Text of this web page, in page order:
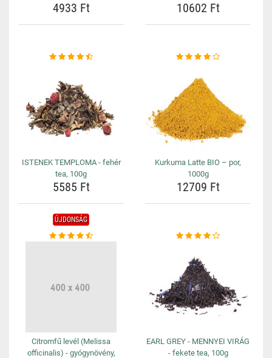
4933 Ft 10602 Ft
ISTENEK TEMPLOMA - fehér
tea, 100g
5585 Ft
Kurkuma Latte BIO – por,
1000g
12709 Ft
ÚJDONSÁG
Citromfű levél (Melissa
officinalis) - gyógynövény,
EARL GREY - MENNYEI VIRÁG
- fekete tea, 100g